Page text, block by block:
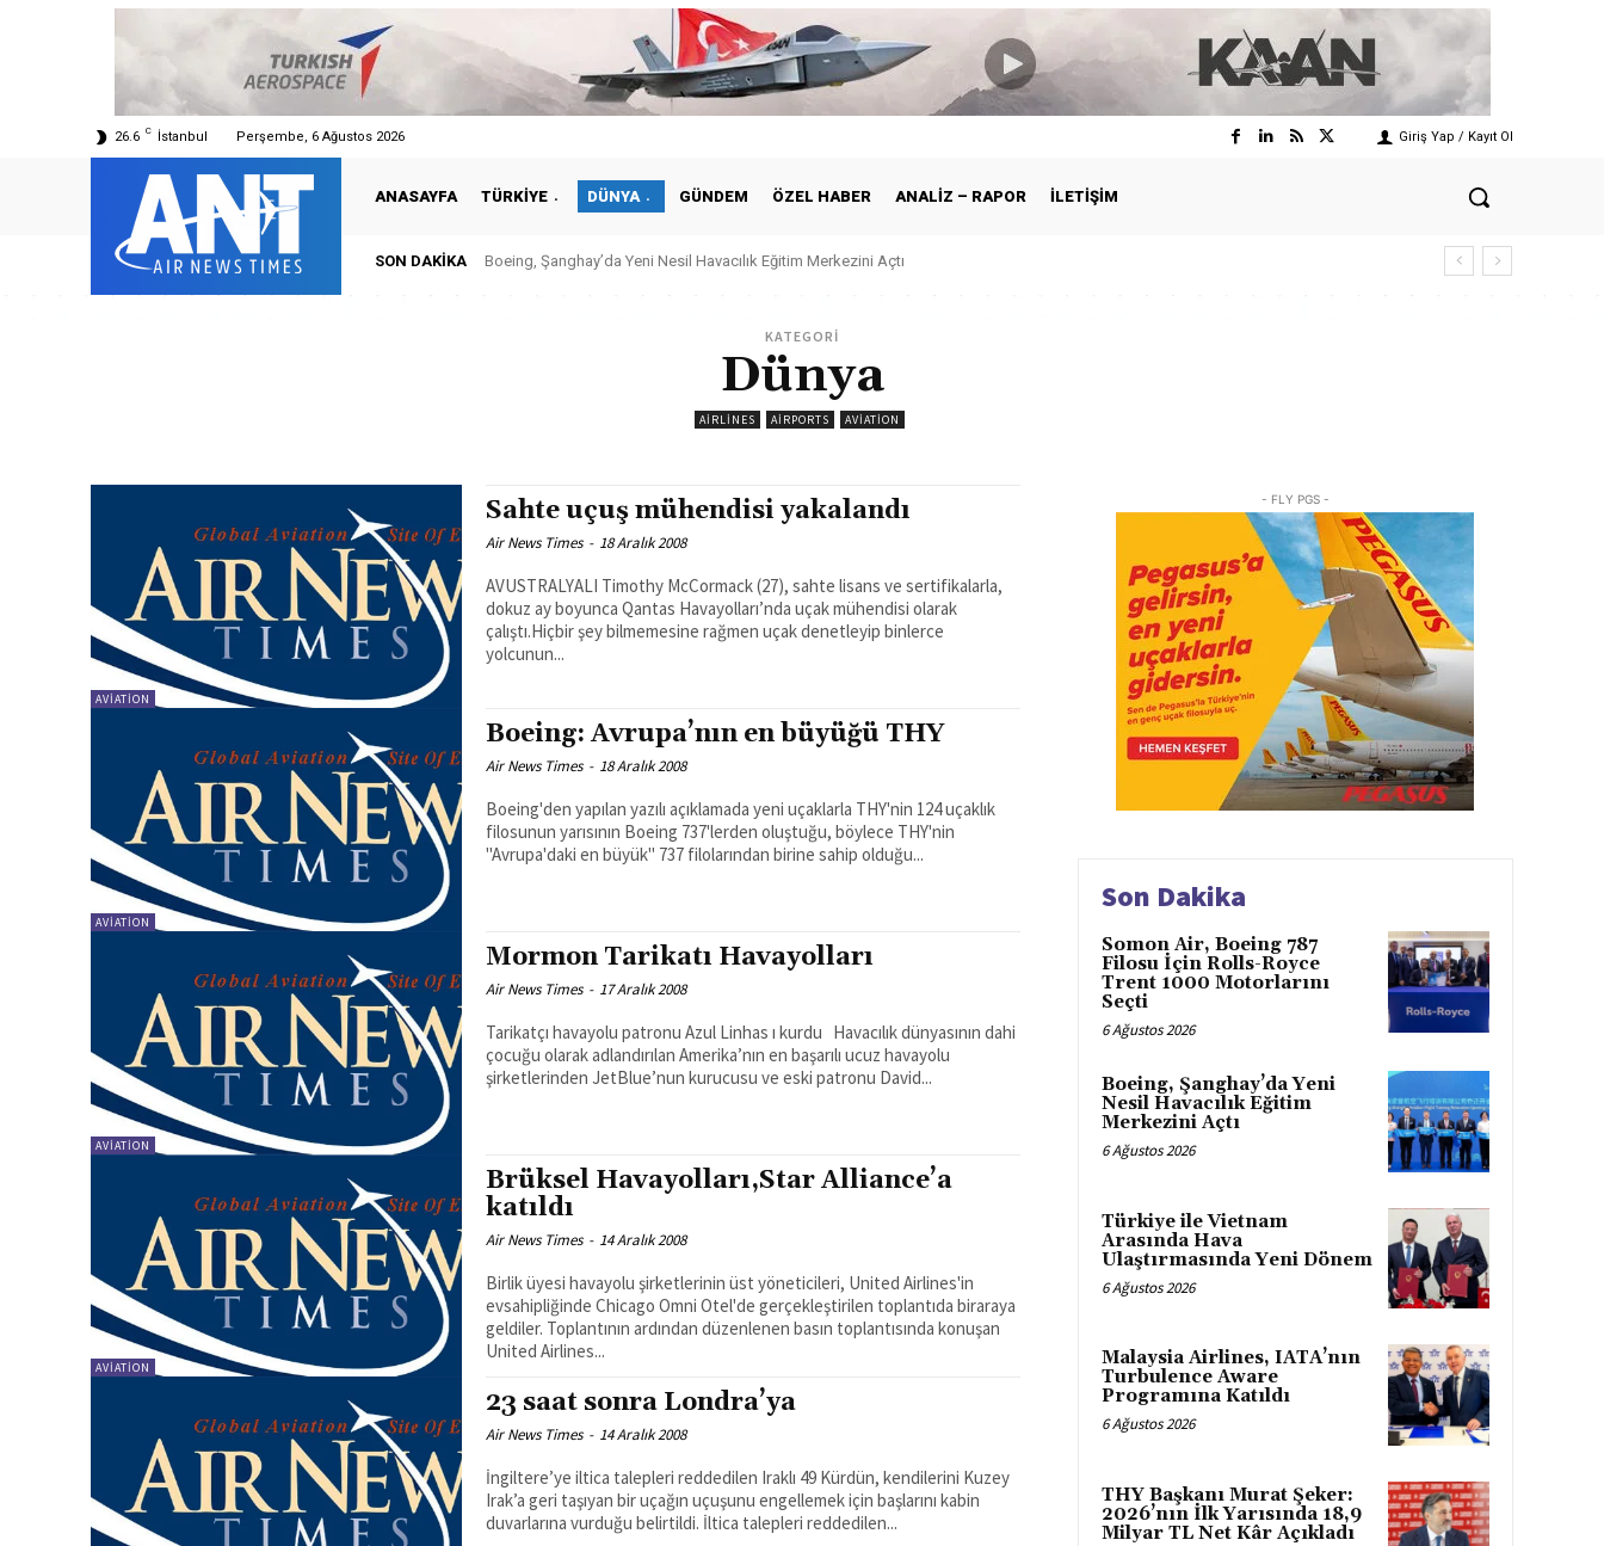
26.6 C İstanbul Perşembe, 6 Ağustos 2026 Giriş Yap / Kayıt Ol
ANASAYFA TÜRKIYE DÜNYA GÜNDEM ÖZEL HABER ANALIZ – RAPOR İLETIŞIM
SON DAKIKA Boeing, Şanghay’da Yeni Nesil Havacılık Eğitim Merkezini Açtı
KATEGORİ
Dünya
AIRLINES AIRPORTS AVIATION
AVIATION
Sahte uçuş mühendisi yakalandı
Air News Times - 18 Aralık 2008
AVUSTRALYALI Timothy McCormack (27), sahte lisans ve sertifikalarla,
dokuz ay boyunca Qantas Havayolları’nda uçak mühendisi olarak
çalıştı.Hiçbir şey bilmemesine rağmen uçak denetleyip binlerce
yolcunun...
AVIATION
Boeing: Avrupa’nın en büyüğü THY
Air News Times - 18 Aralık 2008
Boeing'den yapılan yazılı açıklamada yeni uçaklarla THY'nin 124 uçaklık
filosunun yarısının Boeing 737'lerden oluştuğu, böylece THY'nin
"Avrupa'daki en büyük" 737 filolarından birine sahip olduğu...
AVIATION
Mormon Tarikatı Havayolları
Air News Times - 17 Aralık 2008
Tarikatçı havayolu patronu Azul Linhas ı kurdu Havacılık dünyasının dahi
çocuğu olarak adlandırılan Amerika’nın en başarılı ucuz havayolu
şirketlerinden JetBlue’nun kurucusu ve eski patronu David...
AVIATION
Brüksel Havayolları,Star Alliance’a
katıldı
Air News Times - 14 Aralık 2008
Birlik üyesi havayolu şirketlerinin üst yöneticileri, United Airlines'in
evsahipliğinde Chicago Omni Otel'de gerçekleştirilen toplantıda biraraya
geldiler. Toplantının ardından düzenlenen basın toplantısında konuşan
United Airlines...
23 saat sonra Londra’ya
Air News Times - 14 Aralık 2008
İngiltere’ye iltica talepleri reddedilen Iraklı 49 Kürdün, kendilerini Kuzey
Irak’a geri taşıyan bir uçağın uçuşunu engellemek için başlarını kabin
duvarlarına vurduğu belirtildi. İltica talepleri reddedilen...
- FLY PGS -
Son Dakika
Somon Air, Boeing 787
Filosu İçin Rolls-Royce
Trent 1000 Motorlarını
Seçti
6 Ağustos 2026
Boeing, Şanghay’da Yeni
Nesil Havacılık Eğitim
Merkezini Açtı
6 Ağustos 2026
Türkiye ile Vietnam
Arasında Hava
Ulaştırmasında Yeni Dönem
6 Ağustos 2026
Malaysia Airlines, IATA’nın
Turbulence Aware
Programına Katıldı
6 Ağustos 2026
THY Başkanı Murat Şeker:
2026’nın İlk Yarısında 18,9
Milyar TL Net Kâr Açıkladı